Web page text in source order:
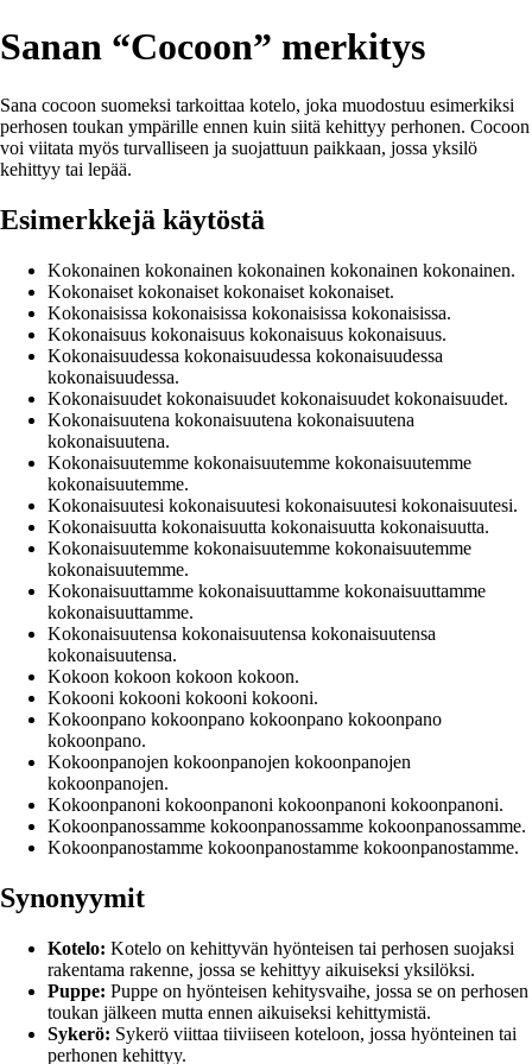
Sanan “Cocoon” merkitys
Sana cocoon suomeksi tarkoittaa kotelo, joka muodostuu esimerkiksi
perhosen toukan ympärille ennen kuin siitä kehittyy perhonen. Cocoon
voi viitata myös turvalliseen ja suojattuun paikkaan, jossa yksilö
kehittyy tai lepää.
Esimerkkejä käytöstä
Kokonainen kokonainen kokonainen kokonainen kokonainen.
Kokonaiset kokonaiset kokonaiset kokonaiset.
Kokonaisissa kokonaisissa kokonaisissa kokonaisissa.
Kokonaisuus kokonaisuus kokonaisuus kokonaisuus.
Kokonaisuudessa kokonaisuudessa kokonaisuudessa
kokonaisuudessa.
Kokonaisuudet kokonaisuudet kokonaisuudet kokonaisuudet.
Kokonaisuutena kokonaisuutena kokonaisuutena
kokonaisuutena.
Kokonaisuutemme kokonaisuutemme kokonaisuutemme
kokonaisuutemme.
Kokonaisuutesi kokonaisuutesi kokonaisuutesi kokonaisuutesi.
Kokonaisuutta kokonaisuutta kokonaisuutta kokonaisuutta.
Kokonaisuutemme kokonaisuutemme kokonaisuutemme
kokonaisuutemme.
Kokonaisuuttamme kokonaisuuttamme kokonaisuuttamme
kokonaisuuttamme.
Kokonaisuutensa kokonaisuutensa kokonaisuutensa
kokonaisuutensa.
Kokoon kokoon kokoon kokoon.
Kokooni kokooni kokooni kokooni.
Kokoonpano kokoonpano kokoonpano kokoonpano
kokoonpano.
Kokoonpanojen kokoonpanojen kokoonpanojen
kokoonpanojen.
Kokoonpanoni kokoonpanoni kokoonpanoni kokoonpanoni.
Kokoonpanossamme kokoonpanossamme kokoonpanossamme.
Kokoonpanostamme kokoonpanostamme kokoonpanostamme.
Synonyymit
Kotelo: Kotelo on kehittyvän hyönteisen tai perhosen suojaksi
rakentama rakenne, jossa se kehittyy aikuiseksi yksilöksi.
Puppe: Puppe on hyönteisen kehitysvaihe, jossa se on perhosen
toukan jälkeen mutta ennen aikuiseksi kehittymistä.
Sykerö: Sykerö viittaa tiiviiseen koteloon, jossa hyönteinen tai
perhonen kehittyy.